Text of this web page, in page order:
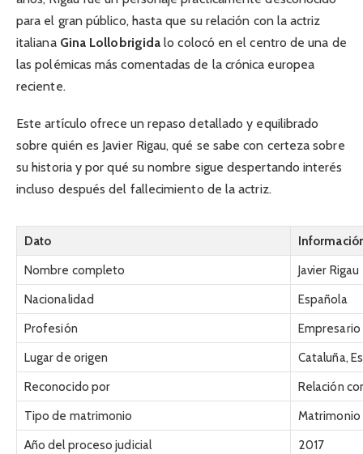
para el gran público, hasta que su relación con la actriz
italiana Gina Lollobrigida lo colocó en el centro de una de
las polémicas más comentadas de la crónica europea
reciente.
Este artículo ofrece un repaso detallado y equilibrado
sobre quién es Javier Rigau, qué se sabe con certeza sobre
su historia y por qué su nombre sigue despertando interés
incluso después del fallecimiento de la actriz.
Dato
Nombre completo
Javier Rigau
Nacionalidad
Española
Profesión
Empresario
Lugar de origen
Cataluña,
Reconocido por
Relación
Tipo de matrimonio
Año del proceso judicial
2017